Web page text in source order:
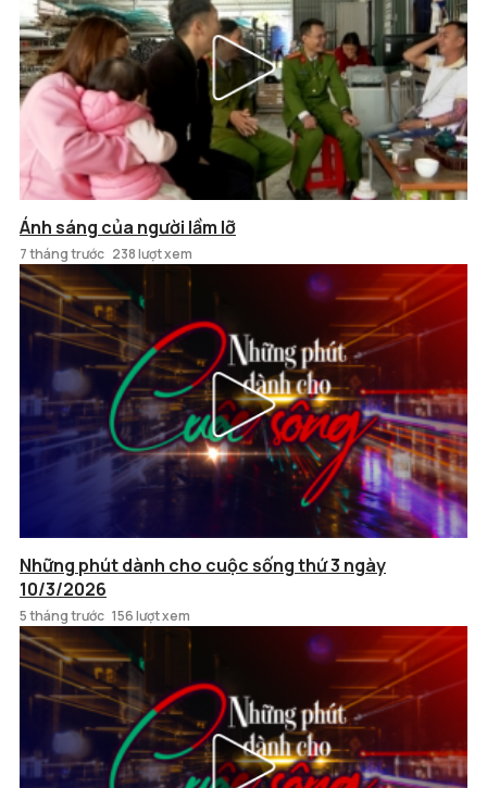
Ánh sáng của người lầm lỡ
7 tháng trước 238 lượt xem
Những phút dành cho cuộc sống thứ 3 ngày
10/3/2026
5 tháng trước 156 lượt xem